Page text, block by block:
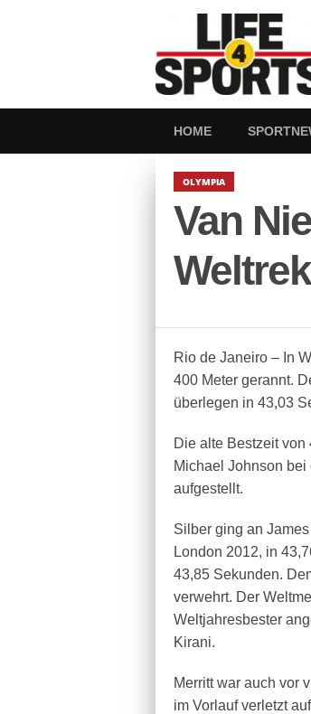
HOME
OLYMPIA
Van
Rio de Janeiro – In
400 Meter gerannt.
überlegen in 43,03
Die alte Bestzeit
Michael Johnson
aufgestellt.
Silber ging an
London 2012, in
43,85 Sekunden.
verwehrt. Der
Weltjahresbester
Kirani.
Merritt war auch vor
im Vorlauf verletzt